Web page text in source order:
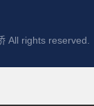
All rights reserved.